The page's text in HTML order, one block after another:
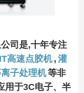
司是,十年专注
高速点胶机 , 灌
子处理机等非
用于3C电子、半